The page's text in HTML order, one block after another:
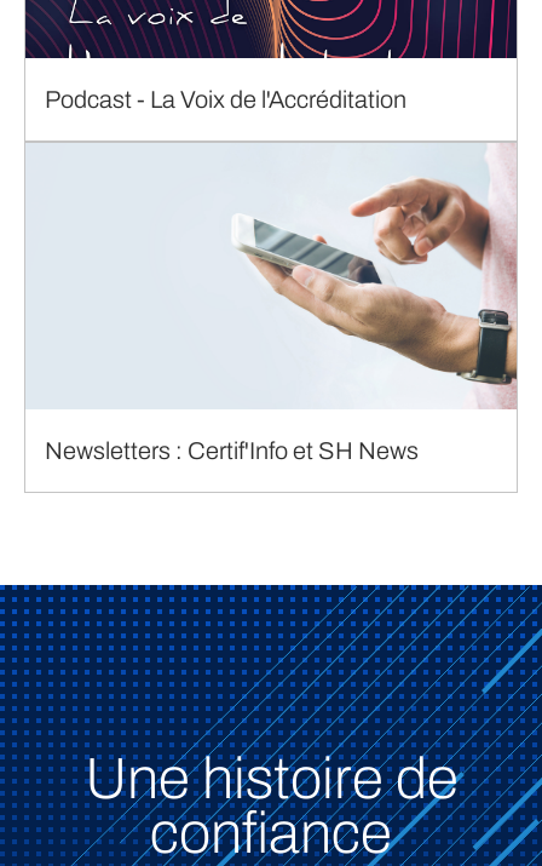
Podcast - La Voix de l'Accréditation
Newsletters : Certif'Info et SH News
Une histoire de
confiance